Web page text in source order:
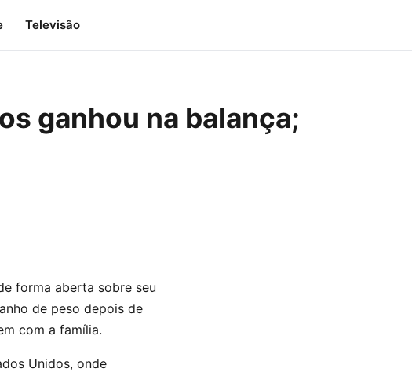
Televisão
ganhou na balança;
forma aberta sobre seu
de peso depois de
com a família.
Unidos, onde